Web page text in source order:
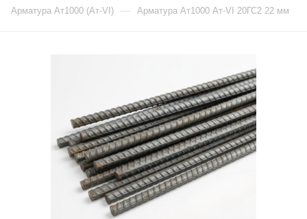
Арматура Ат1000 (Ат-VI) — Арматура Ат1000 Ат-VI 20ГС2 22 мм